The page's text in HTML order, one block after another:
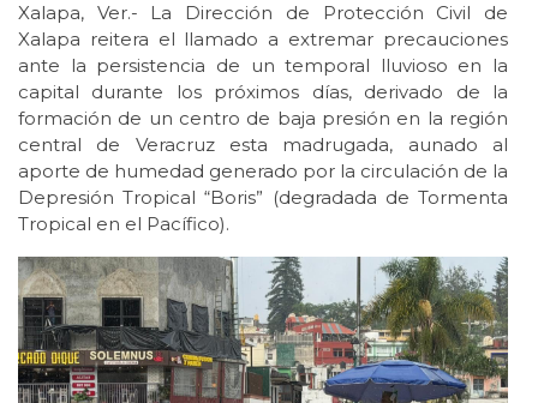
Xalapa, Ver.- La Dirección de Protección Civil de
Xalapa reitera el llamado a extremar precauciones
ante la persistencia de un temporal lluvioso en la
capital durante los próximos días, derivado de la
formación de un centro de baja presión en la región
central de Veracruz esta madrugada, aunado al
aporte de humedad generado por la circulación de la
Depresión Tropical “Boris” (degradada de Tormenta
Tropical en el Pacífico).